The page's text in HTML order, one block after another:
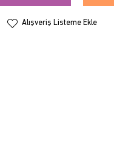
Alışveriş Listeme Ekle